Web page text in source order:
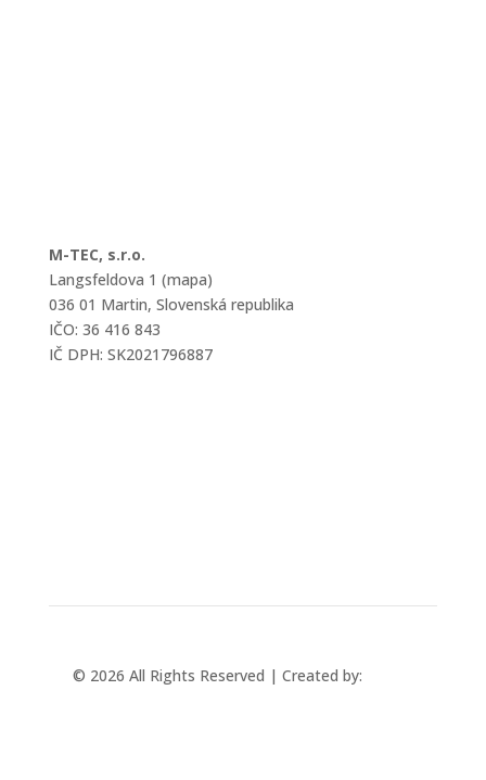
M-TEC, s.r.o.
Langsfeldova 1 (mapa)
036 01 Martin, Slovenská republika
IČO: 36 416 843
IČ DPH: SK2021796887
© 2026 All Rights Reserved | Created by: